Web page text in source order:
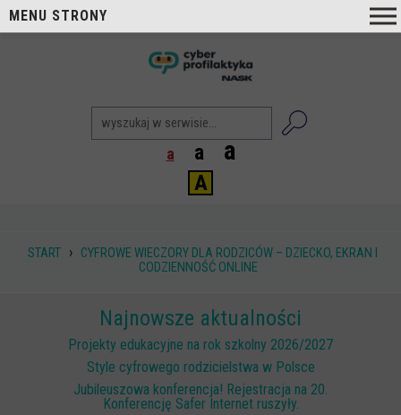
a a a
A
START › CYFROWE WIECZORY DLA RODZICÓW – DZIECKO, EKRAN I
CODZIENNOŚĆ ONLINE
Najnowsze aktualności
Projekty edukacyjne na rok szkolny 2026/2027
Style cyfrowego rodzicielstwa w Polsce
Jubileuszowa konferencja! Rejestracja na 20.
Konferencję Safer Internet ruszyły.
MENU STRONY
Cyberprofilaktyka NASK
Nasi Eksperci
Poradniki i publikacje
Dla nauczycieli